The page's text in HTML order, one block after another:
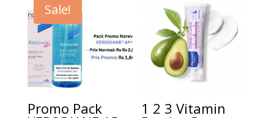
Sale!
Promo Pack 1 2 3 Vitamin